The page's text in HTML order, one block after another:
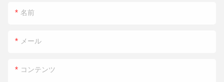
名前
メール
コンテンツ